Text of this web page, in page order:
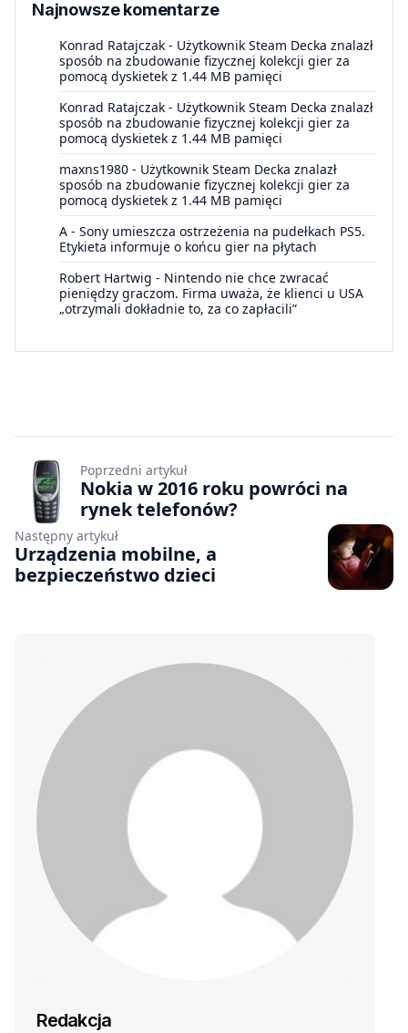
Najnowsze komentarze
Konrad Ratajczak - Użytkownik Steam Decka znalazł
sposób na zbudowanie fizycznej kolekcji gier za
pomocą dyskietek z 1.44 MB pamięci
Konrad Ratajczak - Użytkownik Steam Decka znalazł
sposób na zbudowanie fizycznej kolekcji gier za
pomocą dyskietek z 1.44 MB pamięci
maxns1980 - Użytkownik Steam Decka znalazł
sposób na zbudowanie fizycznej kolekcji gier za
pomocą dyskietek z 1.44 MB pamięci
A - Sony umieszcza ostrzeżenia na pudełkach PS5.
Etykieta informuje o końcu gier na płytach
Robert Hartwig - Nintendo nie chce zwracać
pieniędzy graczom. Firma uważa, że klienci u USA
„otrzymali dokładnie to, za co zapłacili”
Poprzedni artykuł
Nokia w 2016 roku powróci na
rynek telefonów?
Następny artykuł
Urządzenia mobilne, a
bezpieczeństwo dzieci
Redakcja